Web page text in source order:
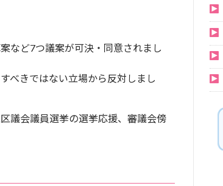
など7つ議案が可決・同意されまし
べきではない立場から反対しまし
議会議員選挙の選挙応援、審議会傍